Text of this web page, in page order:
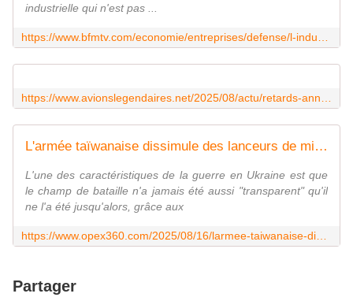
industrielle qui n'est pas ...
L'armée taïwanaise dissimule des lanceurs de missiles antichars Hellfire à bord de camionnettes civiles - Zone Militaire
L'une des caractéristiques de la guerre en Ukraine est que
le champ de bataille n'a jamais été aussi "transparent" qu'il
ne l'a été jusqu'alors, grâce aux
Partager